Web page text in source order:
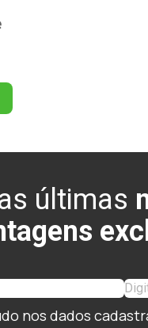
últimas
nos dados